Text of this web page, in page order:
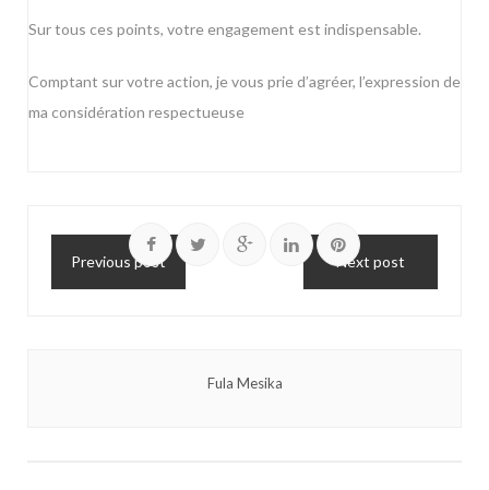
Sur tous ces points, votre engagement est indispensable.
Comptant sur votre action, je vous prie d’agréer, l’expression de
ma considération respectueuse
Previous post Next post
Fula Mesika